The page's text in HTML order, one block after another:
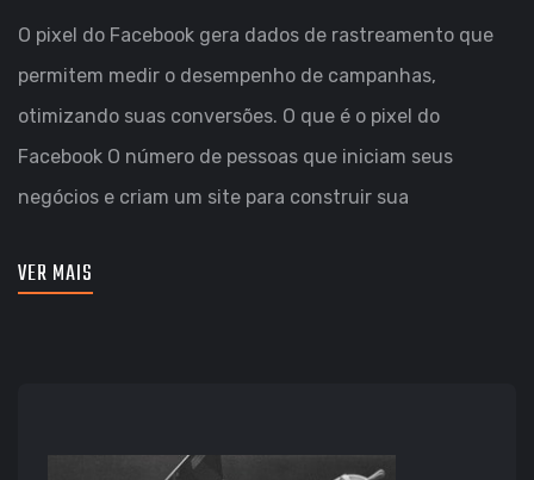
O pixel do Facebook gera dados de rastreamento que
permitem medir o desempenho de campanhas,
otimizando suas conversões. O que é o pixel do
Facebook O número de pessoas que iniciam seus
negócios e criam um site para construir sua
VER MAIS